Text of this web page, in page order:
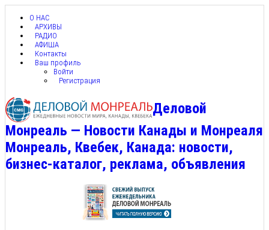
О НАС
АРХИВЫ
РАДИО
АФИША
Контакты
Ваш профиль
Войти
Регистрация
Деловой
Монреаль — Новости Канады и Монреаля
Монреаль, Квебек, Канада: новости,
бизнес-каталог, реклама, объявления